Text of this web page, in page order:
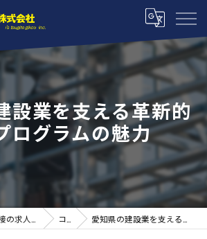
設業を支える革新的
ログラムの魅力
コラム 愛知県の建設業を支える革新的研修プログラムの魅力